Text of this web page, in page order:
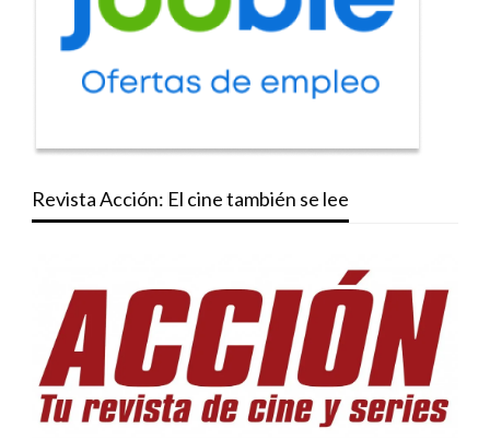
Revista Acción: El cine también se lee